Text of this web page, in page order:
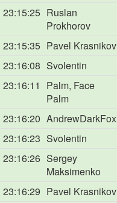
23:15:25 Ruslan
Prokhorov
23:15:35 Pavel Krasnikov
23:16:08 Svolentin
23:16:11
Palm, Face
Palm
23:16:20 AndrewDarkFox
23:16:23 Svolentin
23:16:26 Sergey
Maksimenko
23:16:29 Pavel Krasnikov